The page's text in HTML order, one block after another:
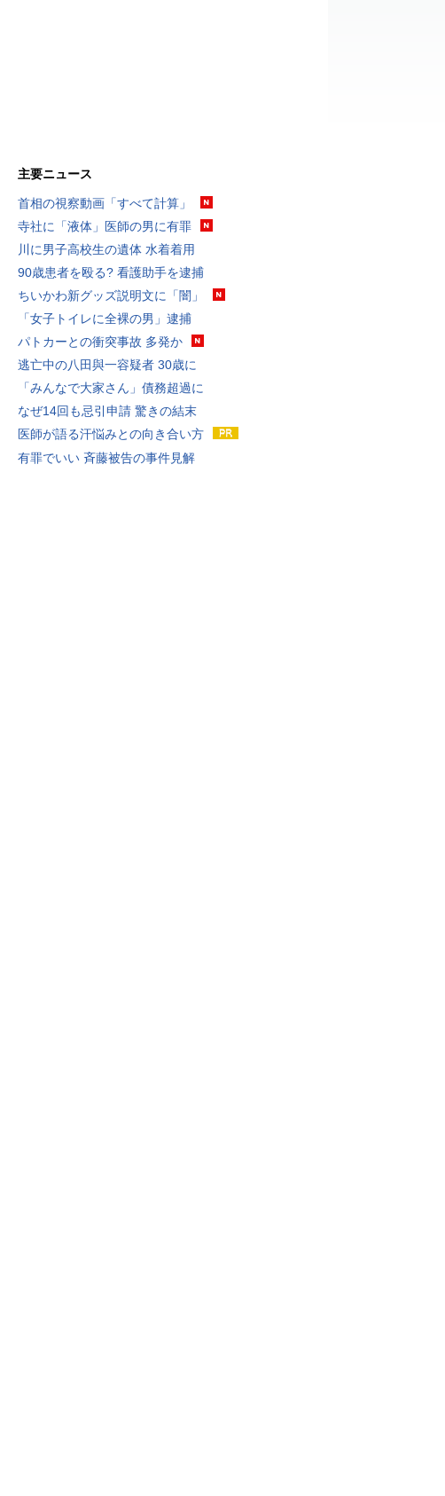
主要ニュース
首相の視察動画「すべて計算」
寺社に「液体」医師の男に有罪
川に男子高校生の遺体 水着着用
90歳患者を殴る? 看護助手を逮捕
ちいかわ新グッズ説明文に「闇」
「女子トイレに全裸の男」逮捕
パトカーとの衝突事故 多発か
逃亡中の八田與一容疑者 30歳に
「みんなで大家さん」債務超過に
なぜ14回も忌引申請 驚きの結末
医師が語る汗悩みとの向き合い方
有罪でいい 斉藤被告の事件見解